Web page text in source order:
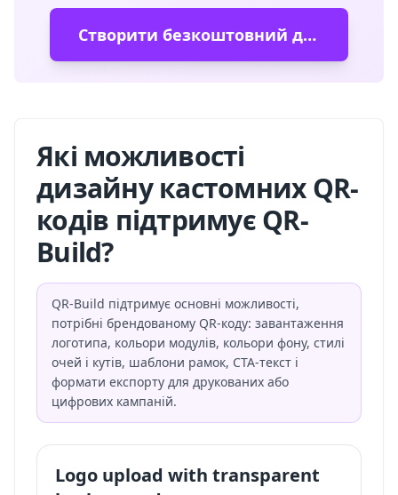
Створити безкоштовний динамічний QR-код
Які можливості
дизайну кастомних QR-
кодів підтримує QR-
Build?
QR-Build підтримує основні можливості,
потрібні брендованому QR-коду: завантаження
логотипа, кольори модулів, кольори фону, стилі
очей і кутів, шаблони рамок, CTA-текст і
формати експорту для друкованих або
цифрових кампаній.
Logo upload with transparent